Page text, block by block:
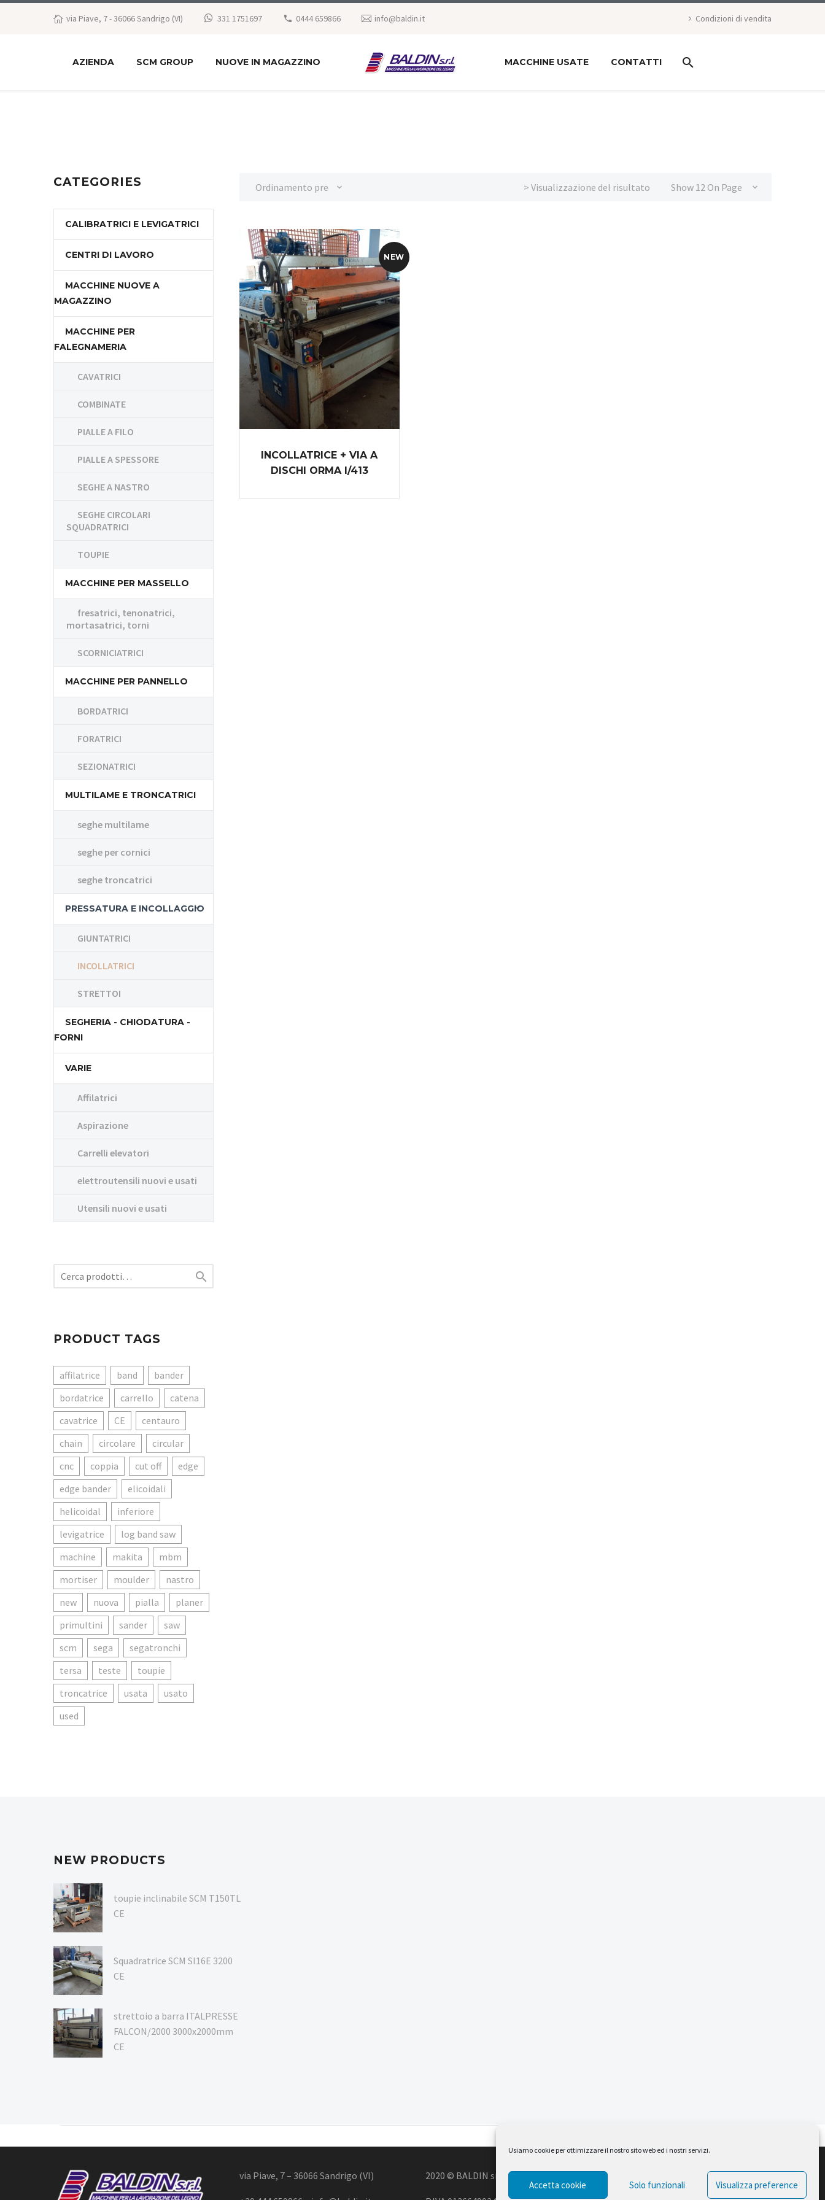
Usiamo cookie per ottimizzare il nostro sito web ed i nostri servizi.
Accetta cookie Solo funzionali Visualizza preference
via Piave, 7 - 36066 Sandrigo (VI) 331 1751697 0444 659866 info@baldin.it Condizioni di vendita
AZIENDA SCM GROUP NUOVE IN MAGAZZINO MACCHINE USATE CONTATTI
Ordinamento predefinito Show 12 On Page
> Visualizzazione del risultato
NEW
INCOLLATRICE + VIA A
DISCHI ORMA I/413
CATEGORIES
CALIBRATRICI E LEVIGATRICI
CENTRI DI LAVORO
MACCHINE NUOVE A
MAGAZZINO
MACCHINE PER
FALEGNAMERIA
CAVATRICI
COMBINATE
PIALLE A FILO
PIALLE A SPESSORE
SEGHE A NASTRO
SEGHE CIRCOLARI
SQUADRATRICI
TOUPIE
MACCHINE PER MASSELLO
fresatrici, tenonatrici,
mortasatrici, torni
SCORNICIATRICI
MACCHINE PER PANNELLO
BORDATRICI
FORATRICI
SEZIONATRICI
MULTILAME E TRONCATRICI
seghe multilame
seghe per cornici
seghe troncatrici
PRESSATURA E INCOLLAGGIO
GIUNTATRICI
INCOLLATRICI
STRETTOI
SEGHERIA - CHIODATURA -
FORNI
VARIE
Affilatrici
Aspirazione
Carrelli elevatori
elettroutensili nuovi e usati
Utensili nuovi e usati

PRODUCT TAGS
affilatrice band
bander
bordatrice
carrello
catena
cavatrice
CE
centauro
chain
circolare
circular
cnc
coppia cut off
edge
edge bander
elicoidali
helicoidal
inferiore
levigatrice
log band saw
machine
makita
mbm
mortiser
moulder
nastro
new
nuova pialla
planer
primultini
sander
saw
scm
sega
segatronchi
tersa
teste
toupie
troncatrice
usata
usato
used
NEW PRODUCTS
toupie inclinabile SCM T150TL
CE
Squadratrice SCM SI16E 3200
CE
strettoio a barra ITALPRESSE
FALCON/2000 3000x2000mm
CE
via Piave, 7 – 36066 Sandrigo (VI) 2020 © BALDIN srl Design by Ferruccio Lindaver